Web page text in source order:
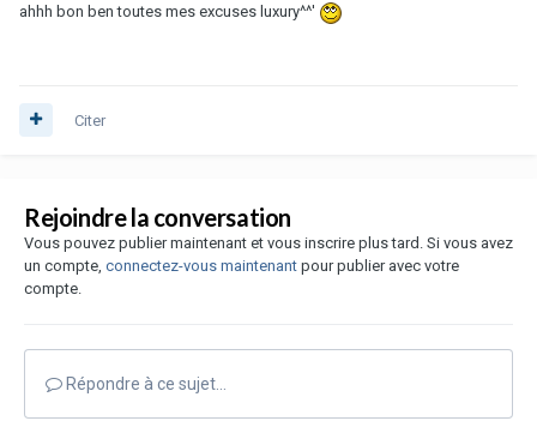
ahhh bon ben toutes mes excuses luxury^^'
Citer
Rejoindre la conversation
Vous pouvez publier maintenant et vous inscrire plus tard. Si vous avez
un compte, connectez-vous maintenant pour publier avec votre
compte.
Répondre à ce sujet…